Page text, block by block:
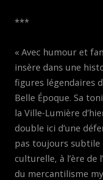
***
« Avec humour et
insère dans une
figures légendaires
Belle Époque. Sa
la Ville-Lumière
double ici d’une
pas toujours subtile
culturelle, à l’ère de
du mercantilisme